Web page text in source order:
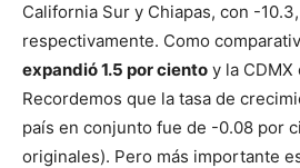
California Sur y Chiapas, con -
respectivamente. Como
expandió 1.5 por ciento y la CDMX
Recordemos que la tasa de
país en conjunto fue de -0.08 por
originales). Pero más importante